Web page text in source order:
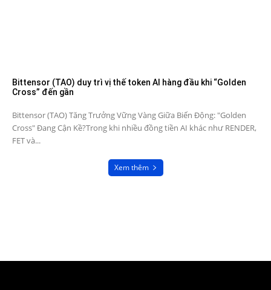
Bittensor (TAO) duy trì vị thế token AI hàng đầu khi “Golden
Cross” đến gần
Bittensor (TAO) Tăng Trưởng Vững Vàng Giữa Biến Động: "Golden
Cross" Đang Cận Kề?Trong khi nhiều đồng tiền AI khác như RENDER,
FET và...
Xem thêm